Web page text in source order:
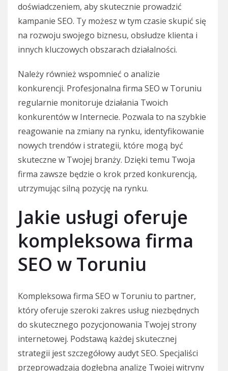
doświadczeniem, aby skutecznie prowadzić
kampanie SEO. Ty możesz w tym czasie skupić się
na rozwoju swojego biznesu, obsłudze klienta i
innych kluczowych obszarach działalności.
Należy również wspomnieć o analizie
konkurencji. Profesjonalna firma SEO w Toruniu
regularnie monitoruje działania Twoich
konkurentów w Internecie. Pozwala to na szybkie
reagowanie na zmiany na rynku, identyfikowanie
nowych trendów i strategii, które mogą być
skuteczne w Twojej branży. Dzięki temu Twoja
firma zawsze będzie o krok przed konkurencją,
utrzymując silną pozycję na rynku.
Jakie usługi oferuje
kompleksowa firma
SEO w Toruniu
Kompleksowa firma SEO w Toruniu to partner,
który oferuje szeroki zakres usług niezbędnych
do skutecznego pozycjonowania Twojej strony
internetowej. Podstawą każdej skutecznej
strategii jest szczegółowy audyt SEO. Specjaliści
przeprowadzają dogłębną analizę Twojej witryny